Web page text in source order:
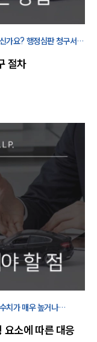
가요? 행정심판 청구서
절차
치가 매우 높거나
소에 따른 대응